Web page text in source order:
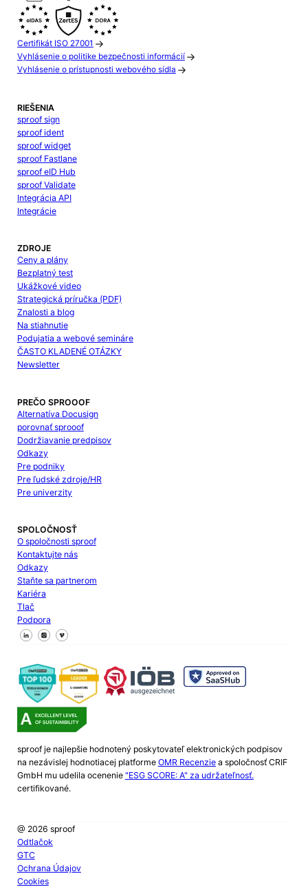
Certifikát ISO 27001
Vyhlásenie o politike bezpečnosti informácií
Vyhlásenie o prístupnosti webového sídla
RIEŠENIA
sproof sign
sproof ident
sproof widget
sproof Fastlane
sproof eID Hub
sproof Validate
Integrácia API
Integrácie
ZDROJE
Ceny a plány
Bezplatný test
Ukážkové video
Strategická príručka (PDF)
Znalosti a blog
Na stiahnutie
Podujatia a webové semináre
ČASTO KLADENÉ OTÁZKY
Newsletter
PREČO SPROOOF
Alternatíva Docusign
porovnať sprooof
Dodržiavanie predpisov
Odkazy
Pre podniky
Pre ľudské zdroje/HR
Pre univerzity
SPOLOČNOSŤ
O spoločnosti sproof
Kontaktujte nás
Odkazy
Staňte sa partnerom
Kariéra
Tlač
Podpora
Sledujte nás na Facebooku
Sledujte nás na X
Sledujte nás na LinkedIn
sproof je najlepšie hodnotený poskytovateľ elektronických podpisov
na nezávislej hodnotiacej platforme OMR Recenziea spoločnosť CRIF
GmbH mu udelila ocenenie "ESG SCORE: A" za udržateľnosť.
certifikované.
@ 2026 sproof
Odtlačok
GTC
Ochrana Údajov
Cookies